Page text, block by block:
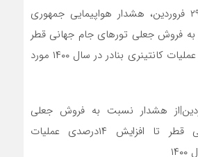
در ۱۲۰ ثانیه امروز ۲۹ فروردین، هشدار هواپیمایی جمهوری
به فروش جعلی تورهای جام جهانی قطر
تا افزایش ۱۴درصدی عملیات کانتینری بنادر در سال ۱۴۰۰ مورد